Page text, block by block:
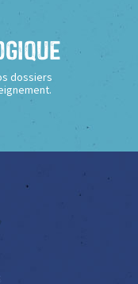
dossiers